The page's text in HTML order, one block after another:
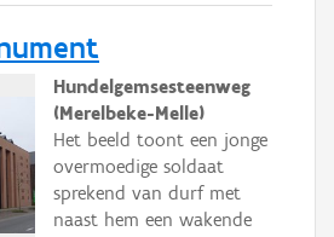
Hundelgemsesteenweg
(Merelbeke-Melle)
Het beeld toont een jonge
overmoedige soldaat
sprekend van durf met
naast hem een wakende